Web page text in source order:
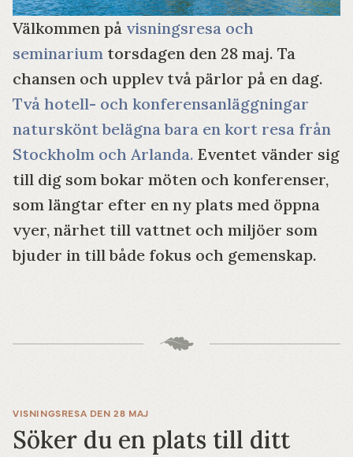
Välkommen på visningsresa och
seminarium torsdagen den 28 maj. Ta
chansen och upplev två pärlor på en dag.
Två hotell- och konferensanläggningar
naturskönt belägna bara en kort resa från
Stockholm och Arlanda. Eventet vänder sig
till dig som bokar möten och konferenser,
som längtar efter en ny plats med öppna
vyer, närhet till vattnet och miljöer som
bjuder in till både fokus och gemenskap.
VISNINGSRESA DEN 28 MAJ
Söker du en plats till ditt